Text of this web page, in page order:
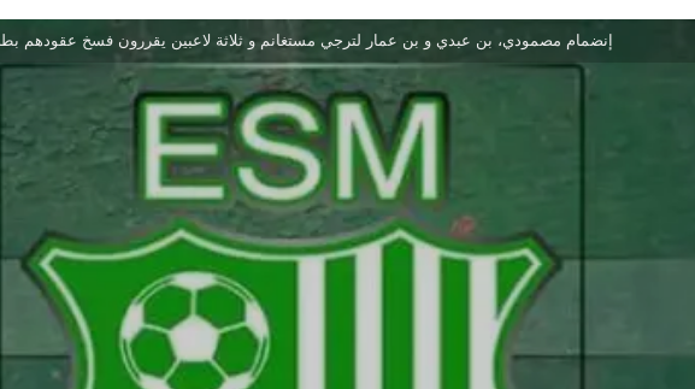
إنضمام مصمودي، بن عبدي و بن عمار لترجي مستغانم و ثلاثة لاعبين يقررون فسخ عقودهم